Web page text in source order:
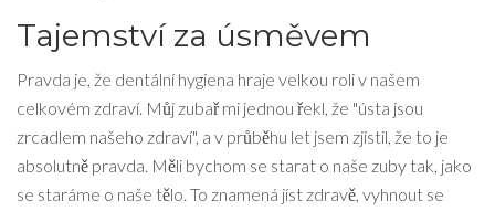
Tajemství za úsměvem
Pravda je, že dentální hygiena hraje velkou roli v našem
celkovém zdraví. Můj zubař mi jednou řekl, že "ústa jsou
zrcadlem našeho zdraví", a v průběhu let jsem zjistil, že to je
absolutně pravda. Měli bychom se starat o naše zuby tak, jako
se staráme o naše tělo. To znamená jíst zdravě, vyhnout se